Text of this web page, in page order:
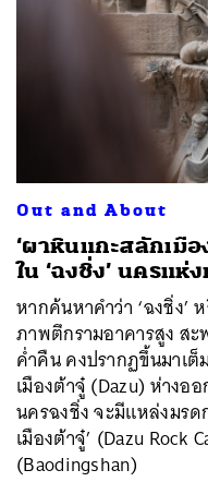
Out and About
‘ผาหินแกะสลักเมื
ใน ‘ฉงชิ่ง’ นครแห่
หากค้นหาคำว่า ‘ฉงชิ่ง’
ภาพตึกรามอาคารสูง ส
ค่ำคืน คงปรากฏขึ้นมาเ
เมืองต้าจู๋ (Dazu) ห่างอ
นครฉงชิ่ง จะมีแหล่งมร
เมืองต้าจู๋’ (Dazu Rock
(Baodingshan)